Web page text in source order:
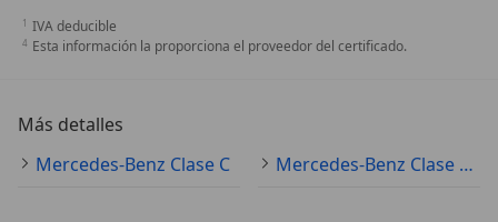
IVA deducible
Esta información la proporciona el proveedor del certificado.
Más detalles
Mercedes-Benz Clase C
Mercedes-Benz Clase C Especificaciones técnicas